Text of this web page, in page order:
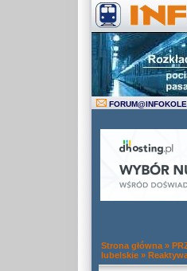
FORUM@
Strona główna »
lubelskie »